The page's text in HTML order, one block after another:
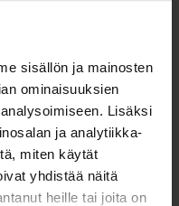
sisällön ja mainosten
ominaisuuksien
Lisäksi
ja analytiikka-
miten käytät
yhdistää näitä
heille tai joita on